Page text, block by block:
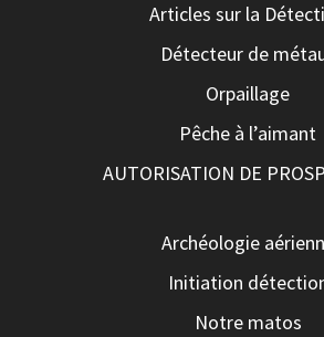
Articles sur la
Détecteur de
Orpaillage
Pêche à l’aimant
AUTORISATION DE
Archéologie
Initiation
Notre matos